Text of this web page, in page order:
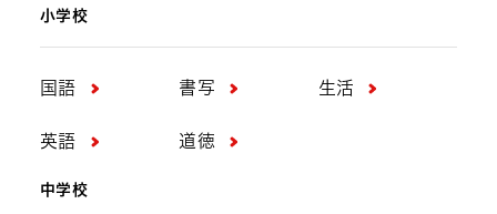
小学校
国語 書写 生活
英語 道徳
中学校